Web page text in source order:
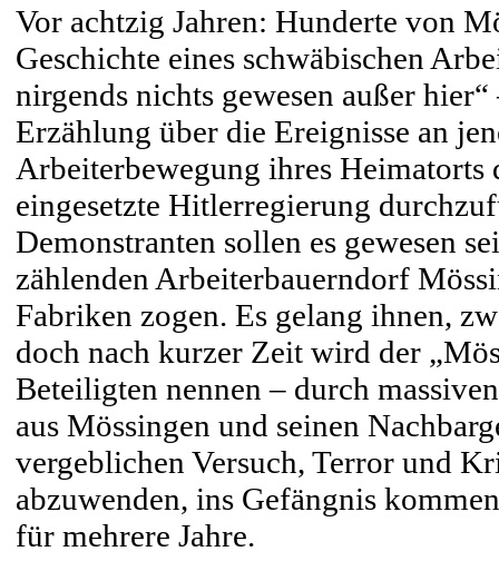
Vor achtzig Jahren: Hunderte von
Geschichte eines schwäbischen
nirgends nichts gewesen außer
Erzählung über die Ereignisse an
Arbeiterbewegung ihres Heimatorts
eingesetzte Hitlerregierung
Demonstranten sollen es gewesen
zählenden Arbeiterbauerndorf
Fabriken zogen. Es gelang ihnen,
doch nach kurzer Zeit wird der
Beteiligten nennen – durch
aus Mössingen und seinen
vergeblichen Versuch, Terror und
abzuwenden, ins Gefängnis
für mehrere Jahre.